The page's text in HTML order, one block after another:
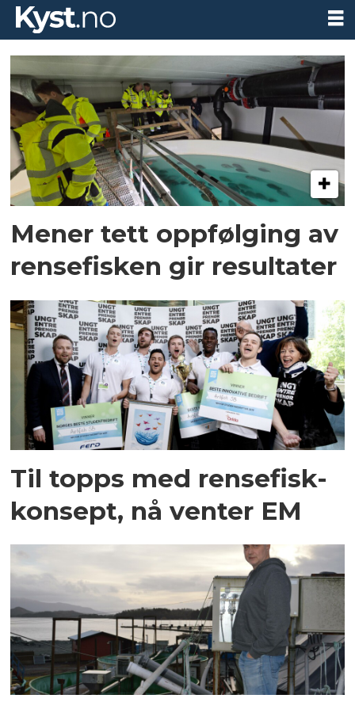
Tag:
lusespiser
Mener tett oppfølging av
rensefisken gir resultater
Til topps med rensefisk-
konsept, nå venter EM